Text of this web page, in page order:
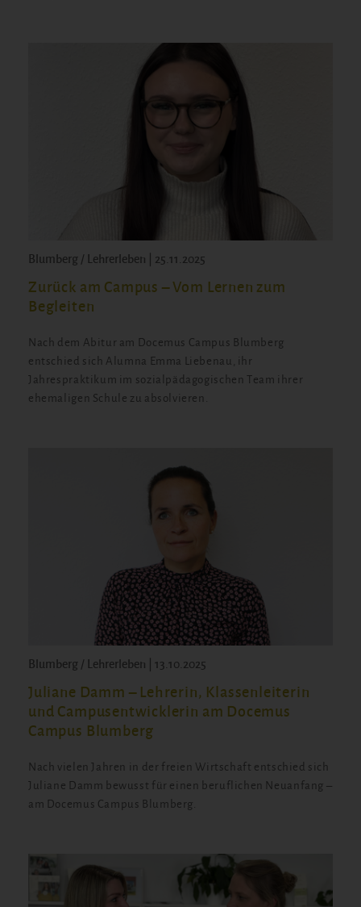
Blumberg / Lehrerleben | 25.11.2025
Zurück am Campus – Vom Lernen zum
Begleiten
Nach dem Abitur am Docemus Campus Blumberg
entschied sich Alumna Emma Liebenau, ihr
Jahrespraktikum im sozialpädagogischen Team ihrer
ehemaligen Schule zu absolvieren.
Blumberg / Lehrerleben | 13.10.2025
Juliane Damm – Lehrerin, Klassenleiterin
und Campusentwicklerin am Docemus
Campus Blumberg
Nach vielen Jahren in der freien Wirtschaft entschied sich
Juliane Damm bewusst für einen beruflichen Neuanfang –
am Docemus Campus Blumberg.